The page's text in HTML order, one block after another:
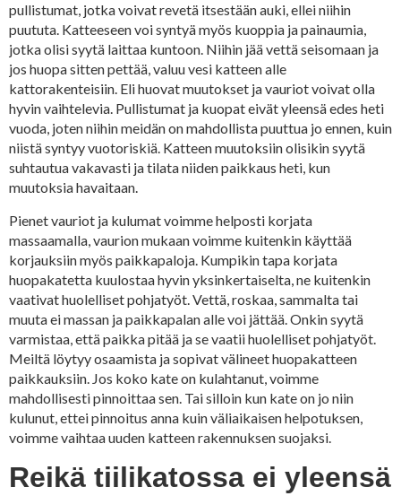
pullistumat, jotka voivat revetä itsestään auki, ellei niihin
puututa. Katteeseen voi syntyä myös kuoppia ja painaumia,
jotka olisi syytä laittaa kuntoon. Niihin jää vettä seisomaan ja
jos huopa sitten pettää, valuu vesi katteen alle
kattorakenteisiin. Eli huovat muutokset ja vauriot voivat olla
hyvin vaihtelevia. Pullistumat ja kuopat eivät yleensä edes heti
vuoda, joten niihin meidän on mahdollista puuttua jo ennen, kuin
niistä syntyy vuotoriskiä. Katteen muutoksiin olisikin syytä
suhtautua vakavasti ja tilata niiden paikkaus heti, kun
muutoksia havaitaan.
Pienet vauriot ja kulumat voimme helposti korjata
massaamalla, vaurion mukaan voimme kuitenkin käyttää
korjauksiin myös paikkapaloja. Kumpikin tapa korjata
huopakatetta kuulostaa hyvin yksinkertaiselta, ne kuitenkin
vaativat huolelliset pohjatyöt. Vettä, roskaa, sammalta tai
muuta ei massan ja paikkapalan alle voi jättää. Onkin syytä
varmistaa, että paikka pitää ja se vaatii huolelliset pohjatyöt.
Meiltä löytyy osaamista ja sopivat välineet huopakatteen
paikkauksiin. Jos koko kate on kulahtanut, voimme
mahdollisesti pinnoittaa sen. Tai silloin kun kate on jo niin
kulunut, ettei pinnoitus anna kuin väliaikaisen helpotuksen,
voimme vaihtaa uuden katteen rakennuksen suojaksi.
Reikä tiilikatossa ei yleensä